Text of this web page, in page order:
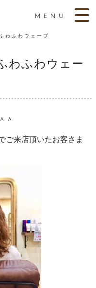
MENU
わふわウェーブ
わふわウェー
＾
ご来店頂いたお客さま